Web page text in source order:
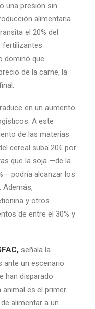
una presión sin
alimentaria.
el 20% del
fertilizantes
dominó que
de la carne, la
en un aumento
A este
de las materias
cereal suba 20€ por
que la soja —de la
podría alcanzar los
Además,
y otros
de entre el 30% y
señala la
ante un escenario
han disparado
es el primer
alimentar a un